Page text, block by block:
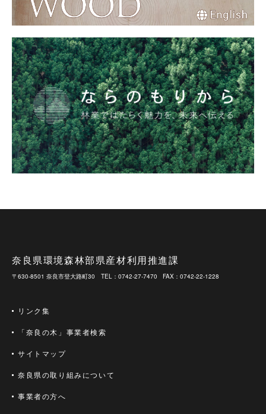
奈良県環境森林部県産材利用推進課
〒630-8501 奈良市登大路町30 TEL：0742-27-7470 FAX：0742-22-1228
リンク集
「奈良の木」事業者検索
サイトマップ
奈良県の取り組みについて
事業者の方へ